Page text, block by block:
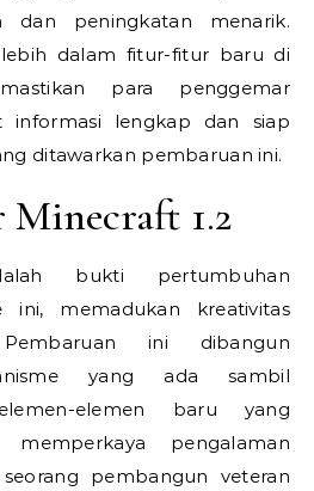
dan peningkatan menarik.
dalam fitur-fitur baru di
para penggemar
informasi lengkap dan siap
ditawarkan pembaruan ini.
Minecraft 1.2
bukti pertumbuhan
ini, memadukan kreativitas
ini dibangun
yang ada sambil
elemen baru yang
pengalaman
pembangun veteran